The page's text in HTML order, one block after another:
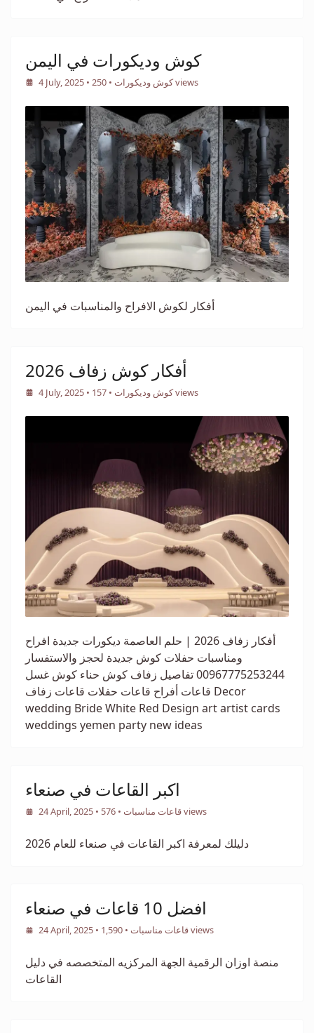
كوش وديكورات في اليمن
4 July, 2025 • كوش وديكورات• 250 views
أفكار لكوش الافراح والمناسبات في اليمن
أفكار كوش زفاف 2026
4 July, 2025 • كوش وديكورات• 157 views
أفكار زفاف 2026 | حلم العاصمة ديكورات جديدة افراح
ومناسبات حفلات كوش جديدة لحجز والاستفسار
00967775253244 تفاصيل زفاف كوش حناء كوش غسل
قاعات أفراح قاعات حفلات قاعات زفاف Decor
wedding Bride White Red Design art artist cards
weddings yemen party new ideas
اكبر القاعات في صنعاء
24 April, 2025 • قاعات مناسبات• 576 views
دليلك لمعرفة اكبر القاعات في صنعاء للعام 2026
افضل 10 قاعات في صنعاء
24 April, 2025 • قاعات مناسبات• 1,590 views
منصة اوزان الرقمية الجهة المركزيه المتخصصه في دليل
القاعات